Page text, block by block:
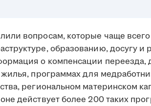
вопросам, которые чаще
образованию, досугу и
о компенсации переезда,
программах для
региональном материнском
действует более 200 таких